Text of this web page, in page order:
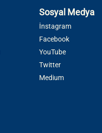
Sosyal Medya
İnstagram
Facebook
YouTube
Twitter
Medium